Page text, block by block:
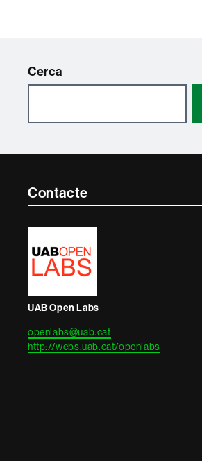
Cerca
Contacte
informació
legal
Contacte
UAB Open Labs
openlabs@uab.cat
http://webs.uab.cat/openlabs